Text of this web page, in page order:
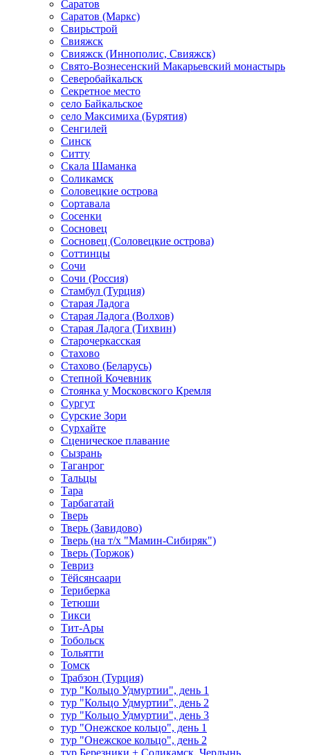
Саратов
Саратов (Маркс)
Свирьстрой
Свияжск
Свияжск (Иннополис, Свияжск)
Свято-Вознесенский Макарьевский монастырь
Северобайкальск
Секретное место
село Байкальское
село Максимиха (Бурятия)
Сенгилей
Синск
Ситту
Скала Шаманка
Соликамск
Соловецкие острова
Сортавала
Сосенки
Сосновец
Сосновец (Соловецкие острова)
Соттинцы
Сочи
Сочи (Россия)
Стамбул (Турция)
Старая Ладога
Старая Ладога (Волхов)
Старая Ладога (Тихвин)
Старочеркасская
Стахово
Стахово (Беларусь)
Степной Кочевник
Стоянка у Московского Кремля
Сургут
Сурские Зори
Сурхайте
Сценическое плавание
Сызрань
Таганрог
Тальцы
Тара
Тарбагатай
Тверь
Тверь (Завидово)
Тверь (на т/х "Мамин-Сибиряк")
Тверь (Торжок)
Тевриз
Тёйсянсаари
Териберка
Тетюши
Тикси
Тит-Ары
Тобольск
Тольятти
Томск
Трабзон (Турция)
тур "Кольцо Удмуртии", день 1
тур "Кольцо Удмуртии", день 2
тур "Кольцо Удмуртии", день 3
тур "Онежское кольцо", день 1
тур "Онежское кольцо", день 2
тур Березники + Соликамск, Чердынь